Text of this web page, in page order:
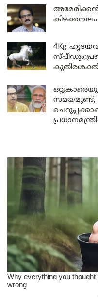
4Kg
സമയമുണ്ട്,